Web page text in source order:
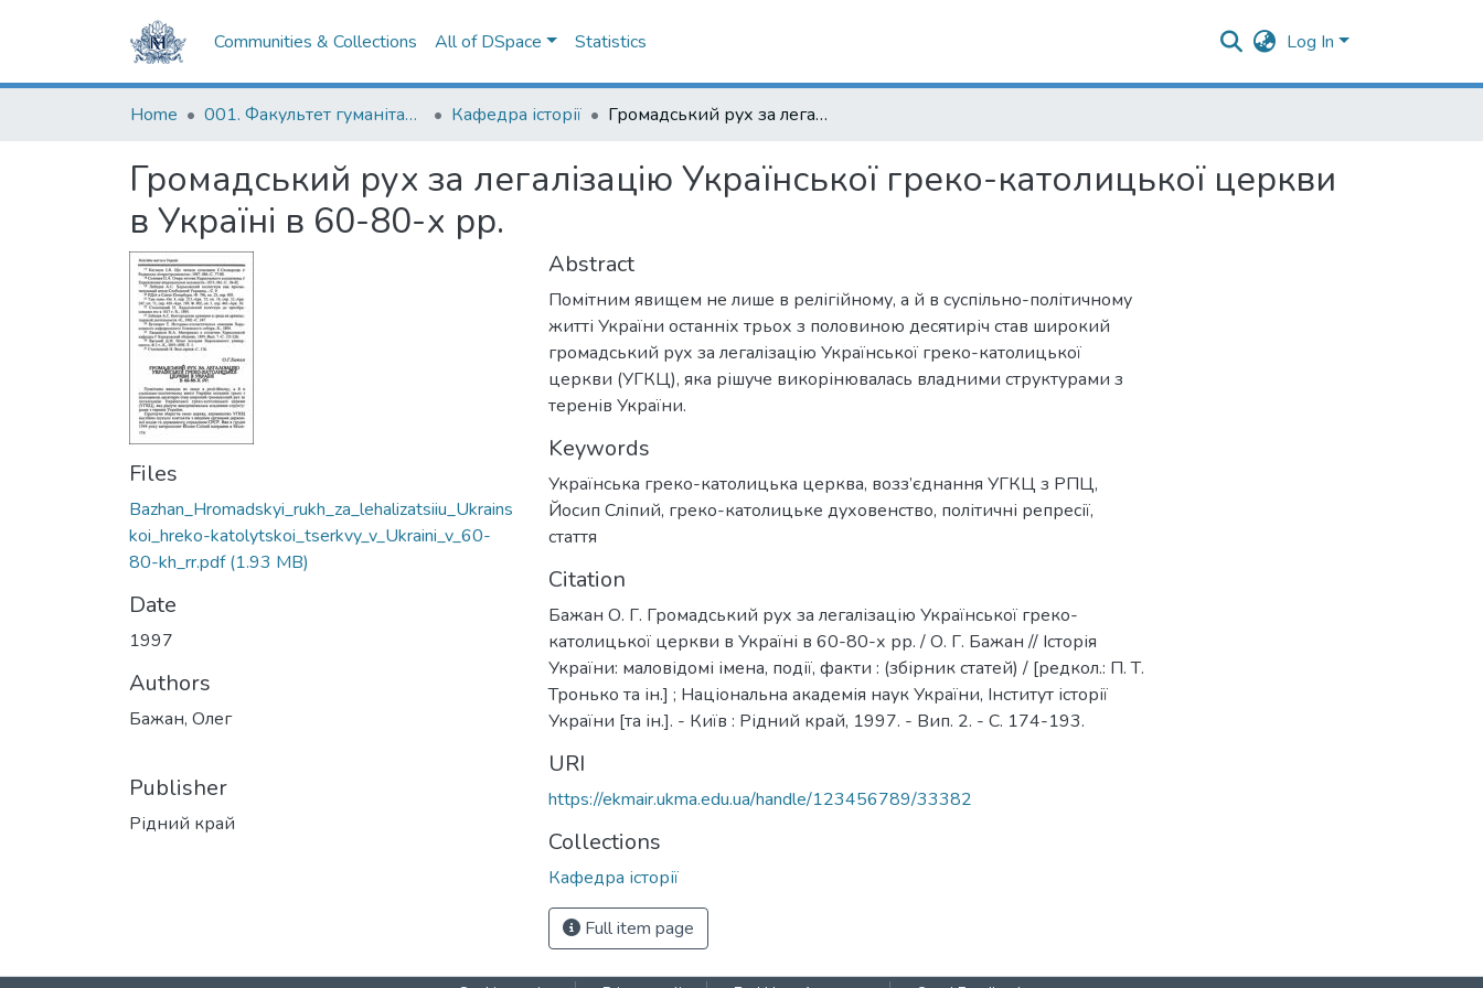
Communities & Collections All of DSpace Statistics Log In
Home 001. Факультет гуманітарних наук Кафедра історії Громадський рух за легалізацію Української греко-католицької церкви в Україні в 60-80-х рр.
Громадський рух за легалізацію Української греко-католицької церкви
в Україні в 60-80-х рр.
Files
Bazhan_Hromadskyi_rukh_za_lehalizatsiiu_Ukrains
koi_hreko-katolytskoi_tserkvy_v_Ukraini_v_60-
80-kh_rr.pdf(1.93 MB)
Date
1997
Authors
Бажан, Олег
Publisher
Рідний край
Abstract
Помітним явищем не лише в релігійному, а й в суспільно-політичному
житті України останніх трьох з половиною десятиріч став широкий
громадський рух за легалізацію Української греко-католицької
церкви (УГКЦ), яка рішуче викорінювалась владними структурами з
теренів України.
Keywords
Українська греко-католицька церква, возз’єднання УГКЦ з РПЦ,
Йосип Сліпий, греко-католицьке духовенство, політичні репресії,
стаття
Citation
Бажан О. Г. Громадський рух за легалізацію Української греко-
католицької церкви в Україні в 60-80-х рр. / О. Г. Бажан // Історія
України: маловідомі імена, події, факти : (збірник статей) / [редкол.: П. Т.
Тронько та ін.] ; Національна академія наук України, Інститут історії
України [та ін.]. - Київ : Рідний край, 1997. - Вип. 2. - C. 174-193.
URI
https://ekmair.ukma.edu.ua/handle/123456789/33382
Collections
Кафедра історії
Full item page